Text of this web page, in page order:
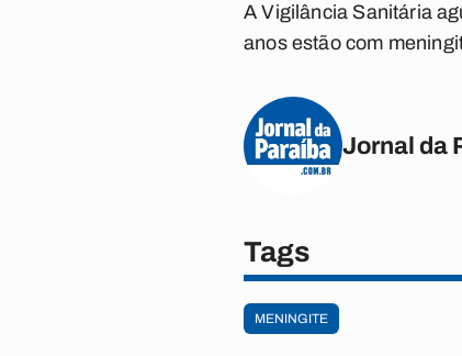
A Vigilância Sanitária
anos estão com
Jornal da
Tags
MENINGITE